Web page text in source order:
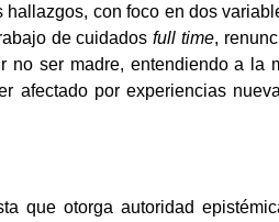
con foco en dos
de cuidadosfull time,
ser madre, entendiendo a la
por experiencias
que otorga autoridad